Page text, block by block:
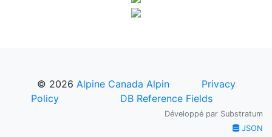
© 2026 Alpine Canada Alpin
Privacy
Policy
DB Reference Fields
Développé par Substratum
JSON